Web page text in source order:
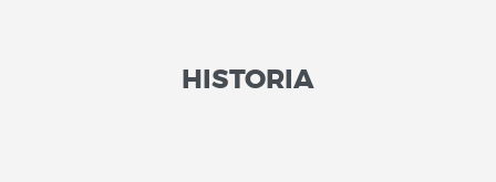
HISTORIA